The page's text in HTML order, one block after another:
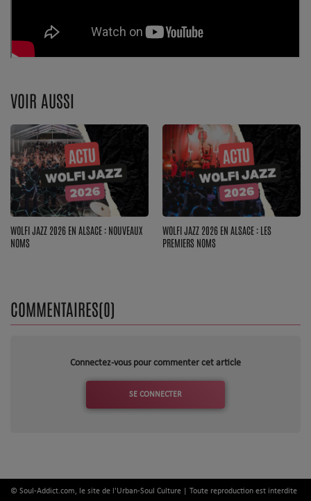
VOIR AUSSI
WOLFI JAZZ 2026 EN ALSACE : NOUVEAUX
NOMS
WOLFI JAZZ 2026 EN ALSACE : LES
PREMIERS NOMS
COMMENTAIRES(0)
Connectez-vous pour commenter cet article
SE CONNECTER
© Soul-Addict.com, le site de l'Urban-Soul Culture | Toute reproduction est interdite